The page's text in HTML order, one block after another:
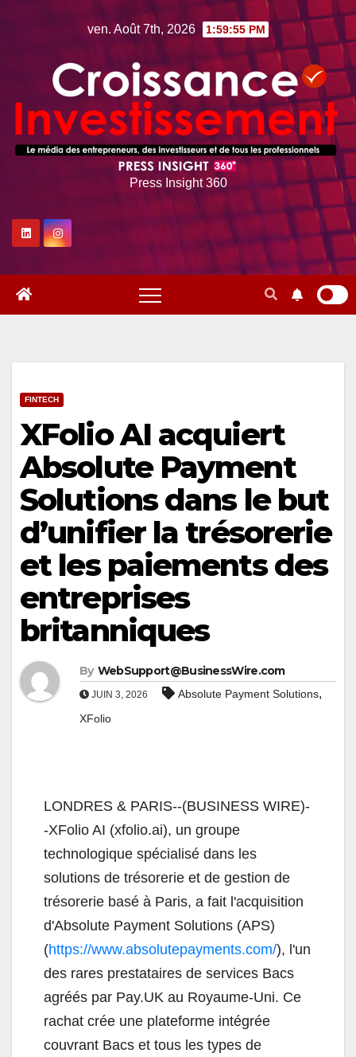
ven. Août 7th, 2026 1:59:56 PM
Press Insight 360
FINTECH
XFolio AI acquiert
Absolute Payment
Solutions dans le but
d’unifier la trésorerie
et les paiements des
entreprises
britanniques
By WebSupport@BusinessWire.com
JUIN 3, 2026 Absolute Payment Solutions,
XFolio
LONDRES & PARIS--(BUSINESS WIRE)-
-XFolio AI (xfolio.ai), un groupe
technologique spécialisé dans les
solutions de trésorerie et de gestion de
trésorerie basé à Paris, a fait l'acquisition
d'Absolute Payment Solutions (APS)
(https://www.absolutepayments.com/), l'un
des rares prestataires de services Bacs
agréés par Pay.UK au Royaume-Uni. Ce
rachat crée une plateforme intégrée
couvrant Bacs et tous les types de